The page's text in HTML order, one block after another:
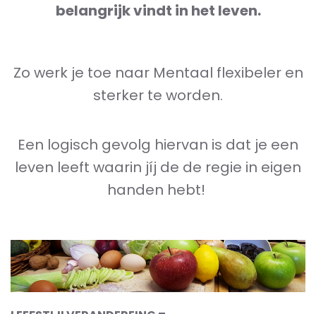
belangrijk vindt in het leven.
Zo werk je toe naar Mentaal flexibeler en
sterker te worden.
Een logisch gevolg hiervan is dat je een
leven leeft waarin jíj de de regie in eigen
handen hebt!